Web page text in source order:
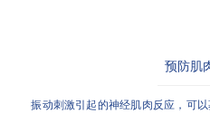
预防肌
振动刺激引起的神经肌肉反应，可